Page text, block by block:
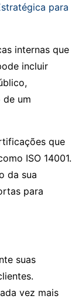
para
internas que
incluir
de um
que
ISO 14001.
da sua
para
suas
vez mais